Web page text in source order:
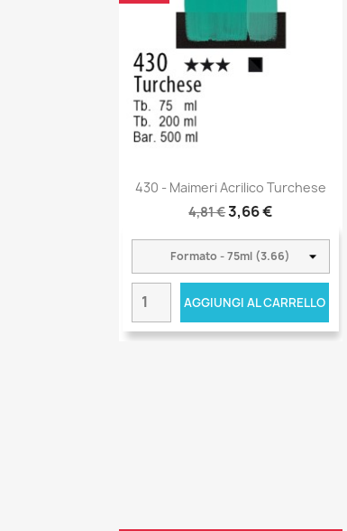
430 - Maimeri Acrilico Turchese
4,81 €3,66 €
AGGIUNGI AL CARRELLO